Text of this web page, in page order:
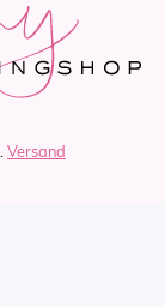
Versand